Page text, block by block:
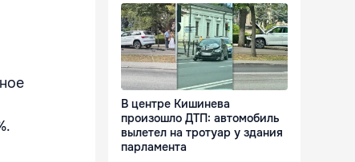
В центре Кишинева
произошло ДТП: автомобиль
вылетел на тротуар у здания
парламента